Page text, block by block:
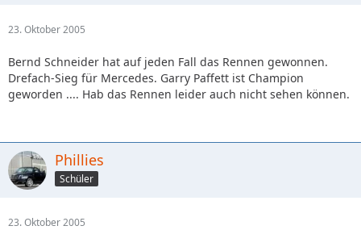
23. Oktober 2005
Bernd Schneider hat auf jeden Fall das Rennen gewonnen.
Drefach-Sieg für Mercedes. Garry Paffett ist Champion
geworden .... Hab das Rennen leider auch nicht sehen können.
Phillies
Schüler
23. Oktober 2005